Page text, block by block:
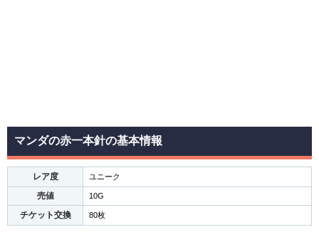
マンダの赤一本針の基本情報
レア度 ユニーク
売値 10G
チケット交換 80枚